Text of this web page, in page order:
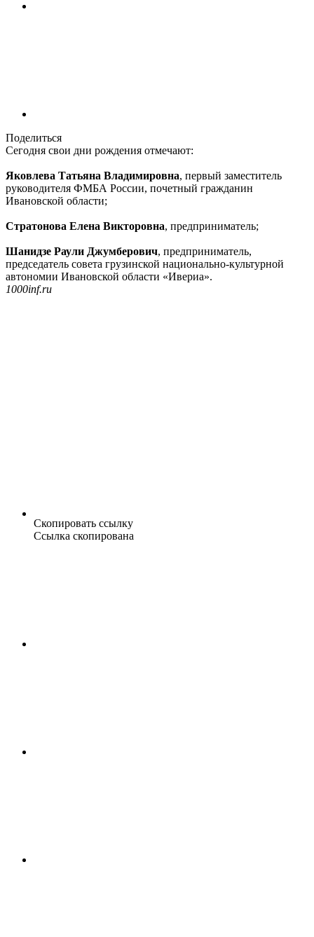
Поделиться
Сегодня свои дни рождения отмечают:
Яковлева Татьяна Владимировна, первый заместитель
руководителя ФМБА России, почетный гражданин
Ивановской области;
Стратонова Елена Викторовна, предприниматель;
Шанидзе Раули Джумберович, предприниматель,
председатель совета грузинской национально-культурной
автономии Ивановской области «Ивериа».
1000inf.ru
Скопировать ссылку
Ссылка скопирована